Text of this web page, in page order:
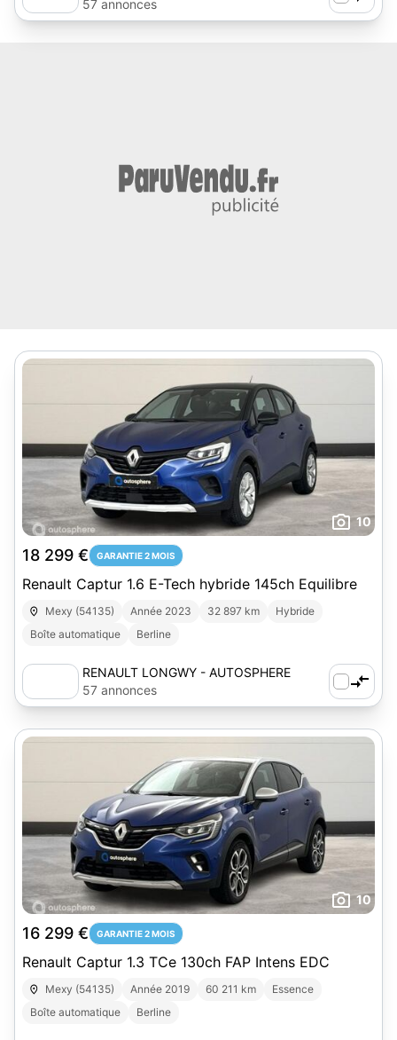
57 annonces
10
18 299 € GARANTIE 2 MOIS
Renault Captur 1.6 E-Tech hybride 145ch Equilibre
Mexy (54135) Année 2023 32 897 km
Hybride
Boîte automatique
Berline
RENAULT LONGWY - AUTOSPHERE
57 annonces
10
16 299 € GARANTIE 2 MOIS
Renault Captur 1.3 TCe 130ch FAP Intens EDC
Mexy (54135) Année 2019 60 211 km
Essence
Boîte automatique
Berline